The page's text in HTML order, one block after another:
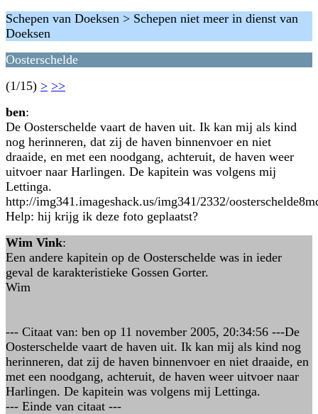
Schepen van Doeksen > Schepen niet meer in dienst van
Doeksen
Oosterschelde
(1/15) > >>
ben:
De Oosterschelde vaart de haven uit. Ik kan mij als kind
nog herinneren, dat zij de haven binnenvoer en niet
draaide, en met een noodgang, achteruit, de haven weer
uitvoer naar Harlingen. De kapitein was volgens mij
Lettinga.
http://img341.imageshack.us/img341/2332/
Help: hij krijg ik deze foto geplaatst?
Wim Vink:
Een andere kapitein op de Oosterschelde was in ieder
geval de karakteristieke Gossen Gorter.
Wim
--- Citaat van: ben op 11 november 2005, 20:34:56 ---De
Oosterschelde vaart de haven uit. Ik kan mij als kind nog
herinneren, dat zij de haven binnenvoer en niet draaide, en
met een noodgang, achteruit, de haven weer uitvoer naar
Harlingen. De kapitein was volgens mij Lettinga.
--- Einde van citaat ---